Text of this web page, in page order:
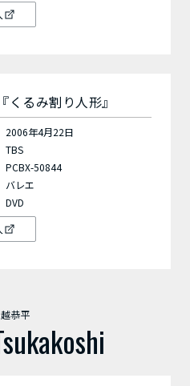
くるみ割り人形』
2006年4月22日
TBS
PCBX-50844
バレエ
DVD
恭平